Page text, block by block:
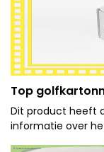
Top
Dit product heeft
informatie over